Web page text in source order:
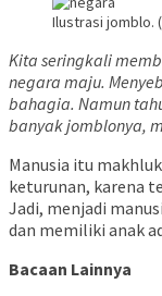
Ilustrasi jomblo.
Kita seringkali
negara maju.
bahagia. Namun
banyak jomblonya,
Manusia itu
keturunan, karena
Jadi, menjadi
dan memiliki anak
Bacaan Lainnya